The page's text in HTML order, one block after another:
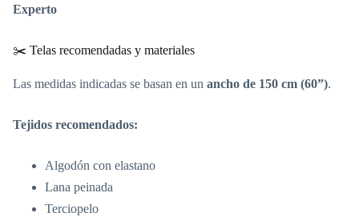
Experto
✂️ Telas recomendadas y materiales
Las medidas indicadas se basan en un ancho de 150 cm (60”).
Tejidos recomendados:
Algodón con elastano
Lana peinada
Terciopelo